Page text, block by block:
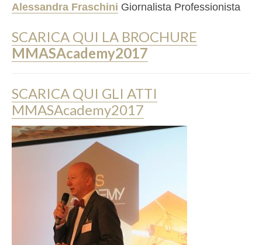
Alessandra Fraschini Giornalista Professionista
SCARICA QUI LA BROCHURE
MMASAcademy2017
SCARICA QUI GLI ATTI
MMASAcademy2017